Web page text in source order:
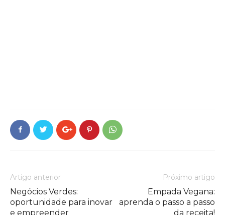
Artigo anterior
Negócios Verdes:
oportunidade para inovar
e empreender
Próximo artigo
Empada Vegana:
aprenda o passo a passo
da receita!